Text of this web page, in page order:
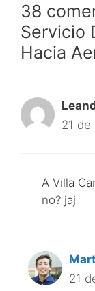
38
Servicio
Hacia
21
A Villa
no? jaj
21